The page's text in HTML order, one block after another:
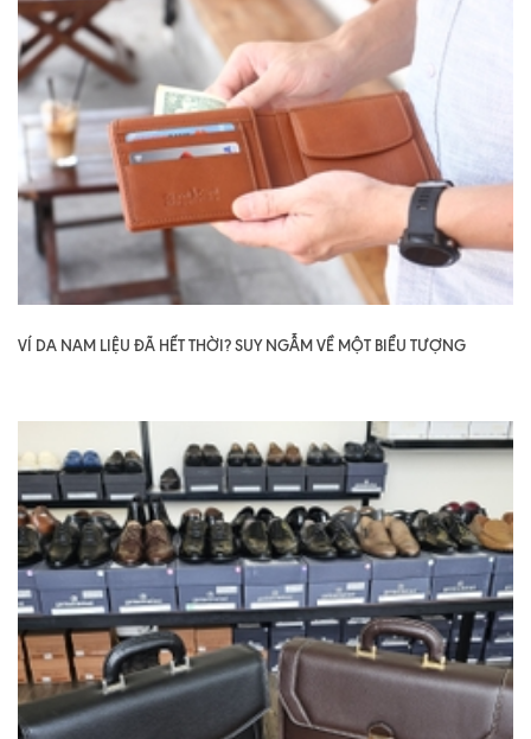
VÍ DA NAM LIỆU ĐÃ HẾT THỜI? SUY NGẪM VỀ MỘT BIỂU TƯỢNG